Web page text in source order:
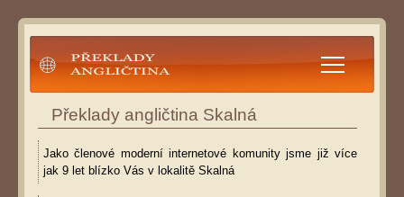
Překlady angličtina
Překlady angličtina Skalná
Jako členové moderní internetové komunity jsme již více
jak 9 let blízko Vás v lokalitě Skalná